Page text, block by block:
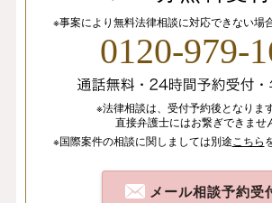
※事案により無料法律相談に対応できない場
0120-979-
※法律相談は、 受付予約後となりま
直接弁護士にはお繋ぎできませ
※国際案件の相談に関しましては別途 こちら
メール相談予約受